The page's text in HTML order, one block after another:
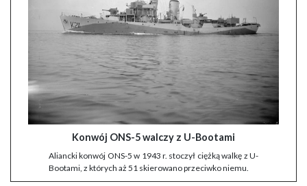
Konwój ONS-5 walczy z U-Bootami
Aliancki konwój ONS-5 w 1943 r. stoczył ciężką walkę z U-
Bootami, z których aż 51 skierowano przeciwko niemu.